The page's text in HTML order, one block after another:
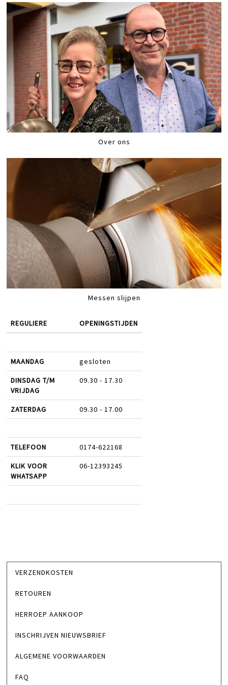
Over ons
Messen slijpen
REGULIERE OPENINGSTIJDEN
MAANDAG gesloten
DINSDAG T/M
VRIJDAG
09.30 - 17.30
ZATERDAG 09.30 - 17.00
TELEFOON 0174-622168
KLIK VOOR
WHATSAPP
06-12393245
VERZENDKOSTEN
RETOUREN
HERROEP AANKOOP
INSCHRIJVEN NIEUWSBRIEF
ALGEMENE VOORWAARDEN
FAQ